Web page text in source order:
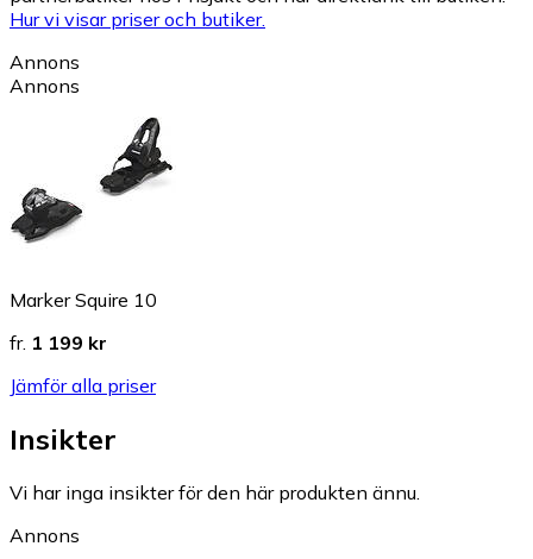
Hur vi visar priser och butiker.
Annons
Annons
Marker Squire 10
fr. 1 199 kr
Jämför alla priser
Insikter
Vi har inga insikter för den här produkten ännu.
Annons